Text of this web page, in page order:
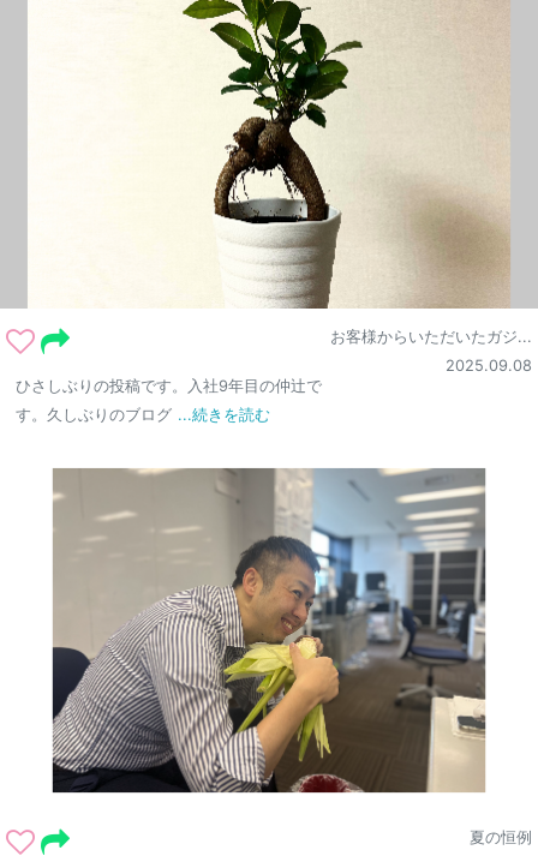
お客様からいただいたガジ...
2025.09.08
ひさしぶりの投稿です。入社9年目の仲辻で
す。久しぶりのブログ ...続きを読む
夏の恒例